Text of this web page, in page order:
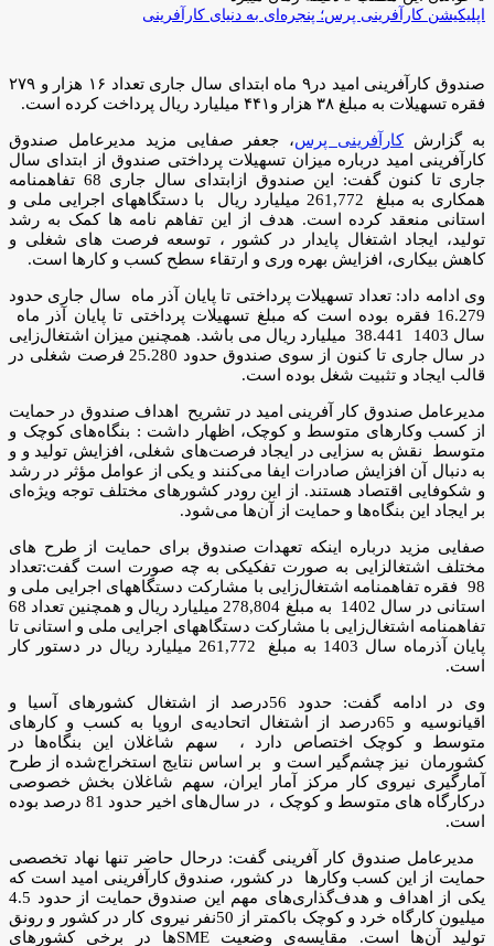
اپلیکیشن کارآفرینی پرس؛ پنجره‌ای به دنیای کارآفرینی
صندوق کارآفرینی امید در۹ ماه ابتدای سال جاری تعداد ۱۶ هزار و ۲۷۹
فقره تسهیلات به مبلغ ۳۸ هزار و۴۴۱ میلیارد ریال پرداخت کرده است.
به گزارشکارآفرینی پرس، جعفر صفایی مزید مدیرعامل صندوق
کارآفرینی امید درباره میزان تسهیلات پرداختی صندوق از ابتدای سال
جاری تا کنون گفت: این صندوق ازابتدای سال جاری 68 تفاهم­نامه
همکاری به مبلغ 261,772 میلیارد ریال با دستگاههای اجرایی ملی و
استانی منعقد کرده است. هدف از این تفاهم نامه ها کمک به رشد
تولید، ایجاد اشتغال پایدار در کشور ، توسعه فرصت های شغلی و
کاهش بیکاری، افزایش بهره وری و ارتقاء سطح کسب و کارها است.
وی ادامه داد: تعداد تسهیلات پرداختی تا پایان آذر ماه سال جاری حدود
16.279 فقره بوده است که مبلغ تسهیلات پرداختی تا پایان آذر­ ماه
سال 1403 38.441 میلیارد ریال می باشد. همچنین میزان اشتغال‌زایی
در سال جاری تا کنون از سوی صندوق حدود 25.280 فرصت شغلی در
قالب ایجاد و تثبیت شغل بوده است.
مدیرعامل صندوق کار آفرینی امید در تشریح اهداف صندوق در حمایت
از کسب وکارهای متوسط و کوچک، اظهار داشت : بنگاه‌های کوچک و
متوسط نقش به سزایی در ایجاد فرصت‌های شغلی، افزایش تولید و و
به دنبال آن افزایش صادرات ایفا می‌کنند و یکی از عوامل مؤثر در رشد
و شکوفایی اقتصاد هستند. از این رودر کشورهای مختلف توجه ویژه‌ای
بر ایجاد این بنگاه‌ها و حمایت از آن‌ها می‌شود.
صفایی مزید درباره اینکه تعهدات صندوق برای حمایت از طرح­ های
مختلف اشتغال­زایی به صورت تفکیکی به چه صورت است گفت:تعداد
98 فقره تفاهم­نامه اشتغال‌زایی با مشارکت دستگاههای اجرایی ملی و
استانی در سال 1402 به مبلغ 278,804 میلیارد ریال و همچنین تعداد 68
تفاهم­نامه اشتغال‌زایی با مشارکت دستگاههای اجرایی ملی و استانی تا
پایان آذرماه سال 1403 به مبلغ 261,772 میلیارد ریال در دستور کار
است.
وی در ادامه گفت: حدود 56درصد از اشتغال کشورهای آسیا و
اقیانوسیه و 65درصد از اشتغال اتحادیه‌ی اروپا به کسب و کارهای
متوسط و کوچک اختصاص دارد ، سهم شاغلان این بنگاه‌ها در
کشورمان نیز چشم‌گیر است و بر اساس نتایج استخراج‌شده از طرح
آمارگیری نیروی کار مرکز آمار ایران، سهم شاغلان بخش خصوصی
درکارگاه‌ های متوسط و کوچک ، در سال‌های اخیر حدود 81 درصد بوده
است.
مدیرعامل صندوق کار آفرینی گفت: درحال حاضر تنها نهاد تخصصی
حمایت از این کسب وکارها در کشور، صندوق کارآفرینی امید است که
یکی از اهداف و هدف‌گذاری‌های مهم این صندوق حمایت از حدود 4.5
میلیون کارگاه خرد و کوچک باکمتر از 50نفر نیروی کار در کشور و رونق
تولید آن‌ها است. مقایسه‌ی وضعیت SMEها در برخی کشورهای